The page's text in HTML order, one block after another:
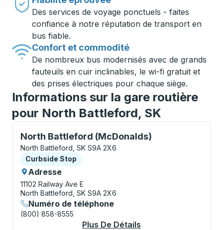
Des services de voyage ponctuels - faites
confiance à notre réputation de transport en
bus fiable.
Confort et commodité
De nombreux bus modernisés avec de grands
fauteuils en cuir inclinables, le wi-fi gratuit et
des prises électriques pour chaque siège.
Informations sur la gare routière
pour North Battleford, SK
North Battleford (McDonalds)
Curbside Stop, utilisez les touches fléchées ou la
North Battleford, SK S9A 2X6
Curbside Stop
Curbside Stop
Adresse
11102 Railway Ave E
North Battleford, SK S9A 2X6
Numéro de téléphone
(800) 858-8555
Plus De Détails